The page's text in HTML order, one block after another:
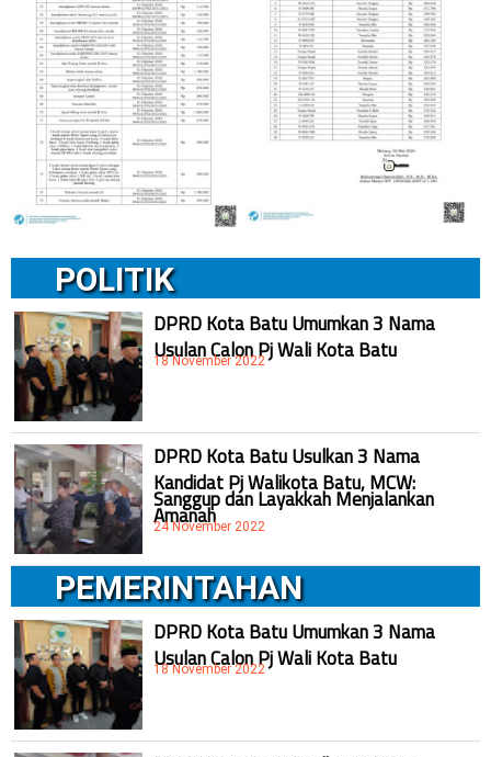
POLITIK
DPRD Kota Batu Umumkan 3 Nama
Usulan Calon Pj Wali Kota Batu
18 November 2022
DPRD Kota Batu Usulkan 3 Nama
Kandidat Pj Walikota Batu, MCW:
Sanggup dan Layakkah Menjalankan
Amanah
24 November 2022
PEMERINTAHAN
DPRD Kota Batu Umumkan 3 Nama
Usulan Calon Pj Wali Kota Batu
18 November 2022